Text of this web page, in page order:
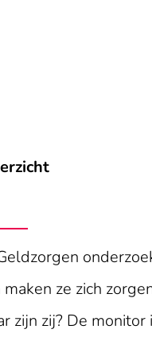
ze zich
zijn zij? De monitor